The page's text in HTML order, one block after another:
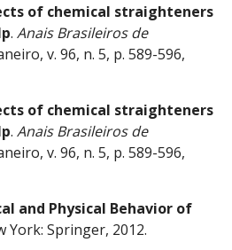
of chemical straighteners
. Anais Brasileiros de
v. 96, n. 5, p. 589-596,
of chemical straighteners
. Anais Brasileiros de
v. 96, n. 5, p. 589-596,
and Physical Behavior of
York: Springer, 2012.